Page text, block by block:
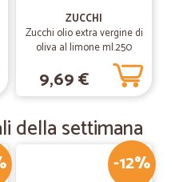
ZUCCHI
Zucchi olio extra vergine di
oliva al limone ml.250
9,69 €
della settimana
-12%